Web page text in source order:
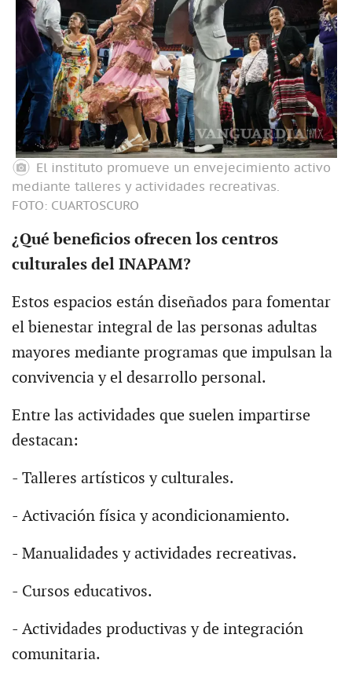
El instituto promueve un envejecimiento activo
mediante talleres y actividades recreativas.
FOTO: CUARTOSCURO
¿Qué beneficios ofrecen los centros
culturales del INAPAM?
Estos espacios están diseñados para fomentar
el bienestar integral de las personas adultas
mayores mediante programas que impulsan la
convivencia y el desarrollo personal.
Entre las actividades que suelen impartirse
destacan:
- Talleres artísticos y culturales.
- Activación física y acondicionamiento.
- Manualidades y actividades recreativas.
- Cursos educativos.
- Actividades productivas y de integración
comunitaria.